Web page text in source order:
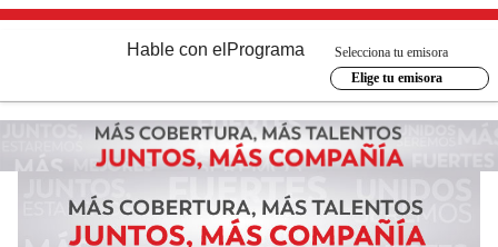
Hable con el Programa
Selecciona tu emisora
Elige tu emisora